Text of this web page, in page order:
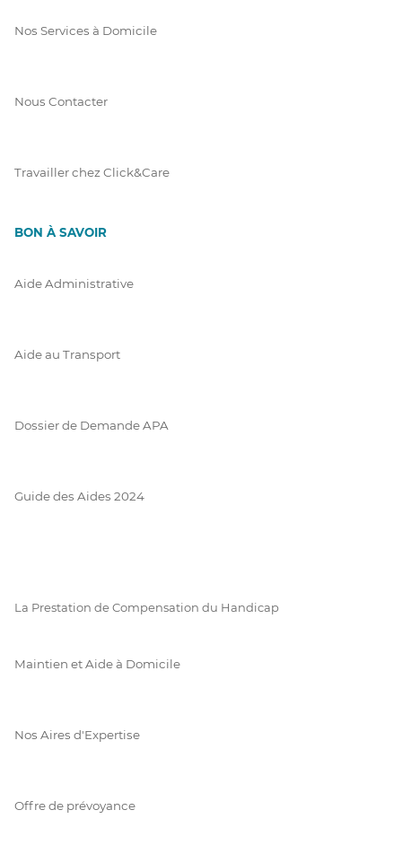
Nos Services à Domicile
Nous Contacter
Travailler chez Click&Care
BON À SAVOIR
Aide Administrative
Aide au Transport
Dossier de Demande APA
Guide des Aides 2024
La Prestation de Compensation du Handicap
Maintien et Aide à Domicile
Nos Aires d'Expertise
Offre de prévoyance